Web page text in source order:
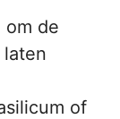
om de
of